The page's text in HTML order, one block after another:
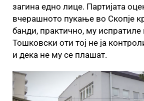
загина едно лице. Партијата
вчерашното пукање во Скопје
банди, практично, му испратиле
Тошковски оти тој не ја
и дека не му се плашат.